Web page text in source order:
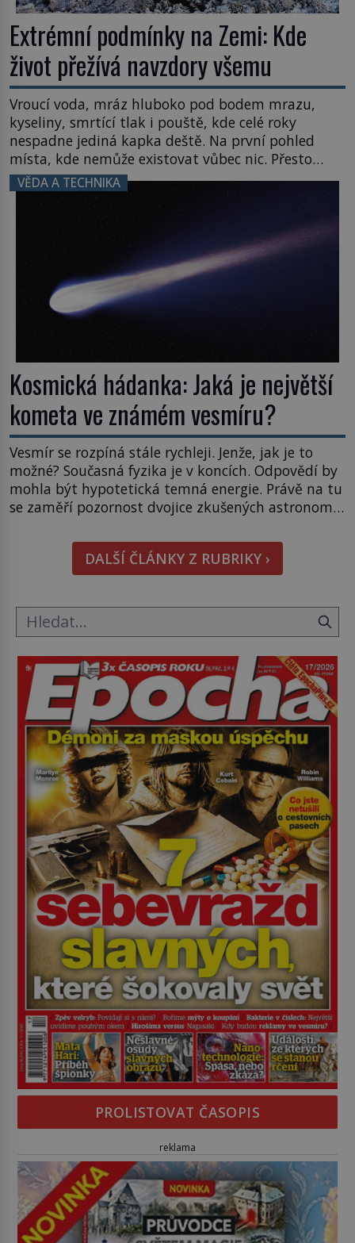
Extrémní podmínky na Zemi: Kde
život přežívá navzdory všemu
Vroucí voda, mráz hluboko pod bodem mrazu,
kyseliny, smrtící tlak i pouště, kde celé roky
nespadne jediná kapka deště. Na první pohled
místa, kde nemůže existovat vůbec nic. Přesto
právě tady vědci objevují organismy, které
posouvají hranice života. Každý nový nález mění
naše představy o tom, co všechno dokáže příroda a
napovídá, kde bychom jednou […]
VĚDA A TECHNIKA
Kosmická hádanka: Jaká je největší
kometa ve známém vesmíru?
Vesmír se rozpíná stále rychleji. Jenže, jak je to
možné? Současná fyzika je v koncích. Odpovědí by
mohla být hypotetická temná energie. Právě na tu
se zaměří pozornost dvojice zkušených astronomů.
hmatatelnějšího. Naprosto rekordní kometu!
Astronomové Pedro Bernardinelli a Gary Bernstein
mravenčí prací zkoumají archivní snímky v rámci
DALŠÍ ČLÁNKY Z RUBRIKY ›
PROLISTOVAT ČASOPIS
reklama